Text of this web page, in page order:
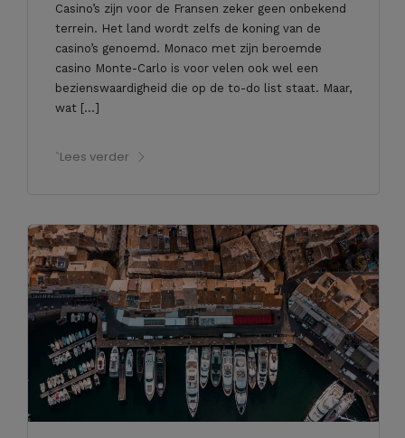
Casino’s zijn voor de Fransen zeker geen onbekend
terrein. Het land wordt zelfs de koning van de
casino’s genoemd. Monaco met zijn beroemde
casino Monte-Carlo is voor velen ook wel een
bezienswaardigheid die op de to-do list staat. Maar,
wat […]
`Lees verder